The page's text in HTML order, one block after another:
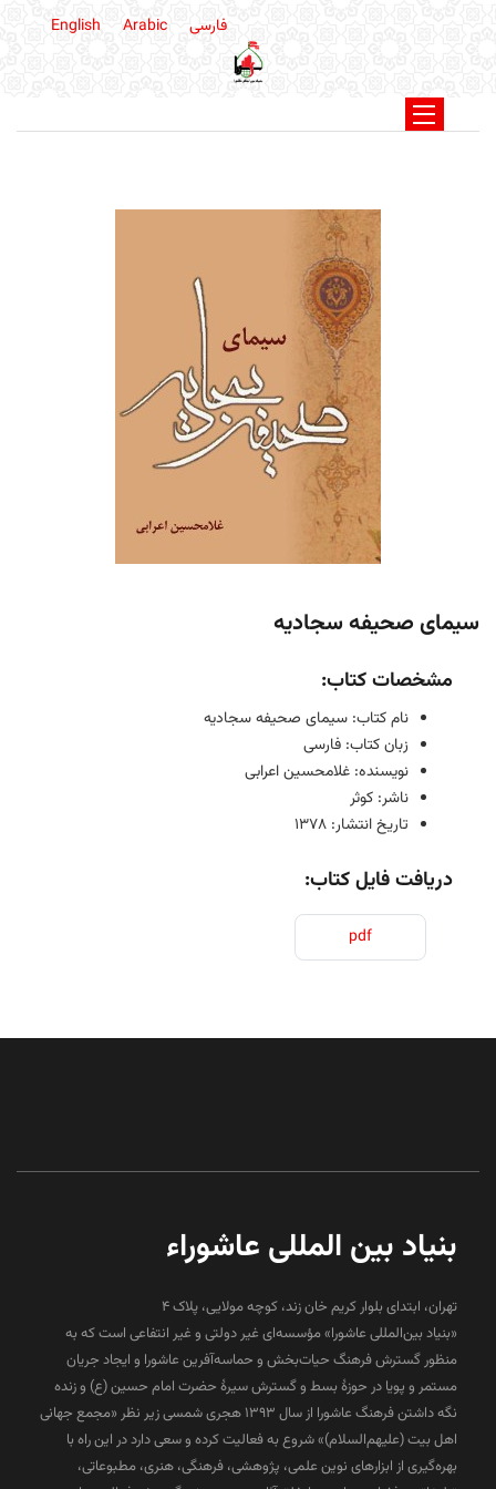
فارسی English Arabic
سیمای صحیفه سجادیه
مشخصات کتاب:
نام کتاب: سیمای صحیفه سجادیه
زبان کتاب: فارسی
نویسنده: غلامحسین اعرابی
ناشر: کوثر
تاریخ انتشار: 1378
دریافت فایل کتاب:
pdf
بنیاد بین المللی عاشوراء
تهران، ابتدای بلوار کریم خان زند، کوچه مولایی، پلاک 4
«بنیاد بین‌المللی عاشورا» مؤسسه‌ای غیر دولتی و غیر انتفاعی است که به
منظور گسترش فرهنگ حیات‌بخش و حماسه‌آفرین عاشورا و ایجاد جریان
مستمر و پویا در حوزۀ بسط و گسترش سیرۀ حضرت امام حسین (ع) و زنده
نگه داشتن فرهنگ عاشورا از سال ۱۳۹۳ هجری شمسی زیر نظر «مجمع جهانی
اهل بیت (علیهم‌السلام)» شروع به فعالیت کرده و سعی دارد در این راه با
بهره‌گیری از ابزارهای نوین علمی، پژوهشی، فرهنگی، هنری، مطبوعاتی،